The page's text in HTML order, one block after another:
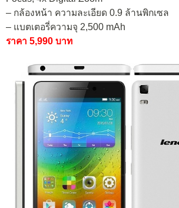
– กล้องหน้า ความละเอียด 0.9 ล้านพิกเซล
– แบตเตอรี่ความจุ 2,500 mAh
ราคา 5,990 บาท